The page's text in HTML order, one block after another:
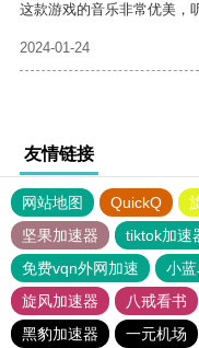
这款游戏的音乐非常优美，
2024-01-24
友情链接
网站地图 QuickQ
坚果加速器
tiktok加速
免费vqn外网加速
小
旋风加速器
八戒看书
黑豹加速器
一元机场